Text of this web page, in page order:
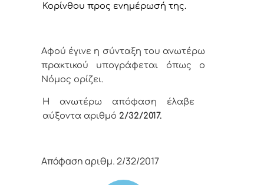
Κορίνθου προς ενημέρωσή της.
Αφού έγινε η σύνταξη του ανωτέρω
πρακτικού υπογράφεται όπως ο
Νόμος ορίζει.
Η ανωτέρω απόφαση έλαβε
αύξοντα αριθμό 2/32/2017.
Απόφαση αριθμ. 2/32/2017